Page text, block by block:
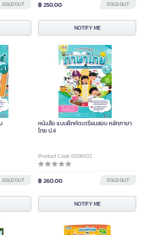
SOLD OUT ฿ 250.00 SOLD OUT
NOTIFY ME
SOLD OUT
หนังสือ แบบฝึกหัดเตรียมสอบ หลักภาษา
ไทย ป.4
Product Code D096102
฿ 260.00 SOLD OUT
NOTIFY ME